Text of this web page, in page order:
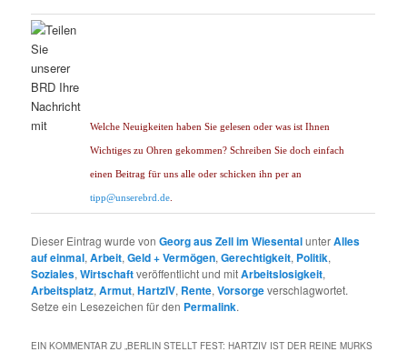
Welche Neuigkeiten haben Sie gelesen oder was ist Ihnen
Wichtiges zu Ohren gekommen? Schreiben Sie doch einfach
einen Beitrag für uns alle oder schicken ihn per an
tipp@unserebrd.de
Dieser Eintrag wurde vonGeorg aus Zell im WiesentalunterAlles
auf einmal,Arbeit,Geld + Vermögen,Gerechtigkeit, Politik,
Soziales,Wirtschaftveröffentlicht und mitArbeitslosigkeit,
Arbeitsplatz,Armut,HartzIV, Rente,Vorsorgeverschlagwortet.
Setze ein Lesezeichen für den Permalink.
EIN KOMMENTAR ZU „BERLIN STELLT FEST: HARTZIV IST DER REINE MURKS